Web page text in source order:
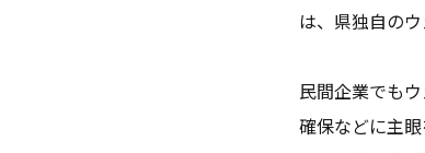
は、県独自の
民間企業でも
確保などに主